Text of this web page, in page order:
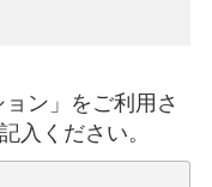
ン」をご利用さ
入ください。